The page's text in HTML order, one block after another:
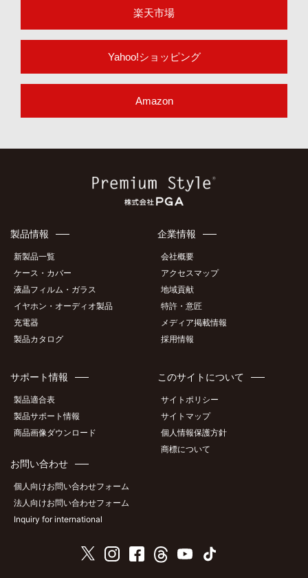
楽天市場
Yahoo!ショッピング
Amazon
製品情報
新製品一覧
ケース・カバー
液晶フィルム・ガラス
イヤホン・オーディオ製品
充電器
製品カタログ
企業情報
会社概要
アクセスマップ
地域貢献
特許・意匠
メディア掲載情報
採用情報
サポート情報
製品適合表
製品サポート情報
商品画像ダウンロード
お問い合わせ
個人向けお問い合わせフォーム
法人向けお問い合わせフォーム
Inquiry for international
このサイトについて
サイトポリシー
サイトマップ
個人情報保護方針
商標について